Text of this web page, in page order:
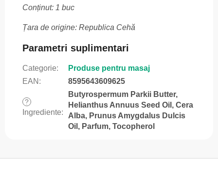
Conținut: 1 buc
Țara de origine: Republica Cehă
Parametri suplimentari
Categorie:
Produse pentru masaj
EAN : 8595643609625
?
Ingrediente:
Butyrospermum Parkii Butter,
Helianthus Annuus Seed Oil, Cera
Alba, Prunus Amygdalus Dulcis
Oil, Parfum, Tocopherol